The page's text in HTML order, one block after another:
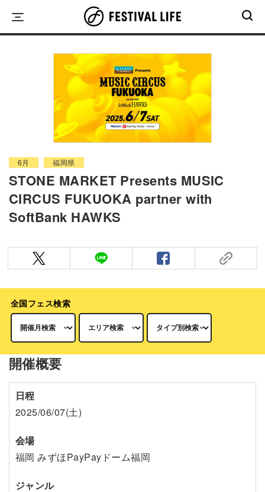
content
6月 福岡県
STONE MARKET Presents MUSIC
CIRCUS FUKUOKA partner with
SoftBank HAWKS
全国フェス検索
開催概要
日程
2025/06/07(土)
会場
福岡 みずほPayPayドーム福岡
ジャンル